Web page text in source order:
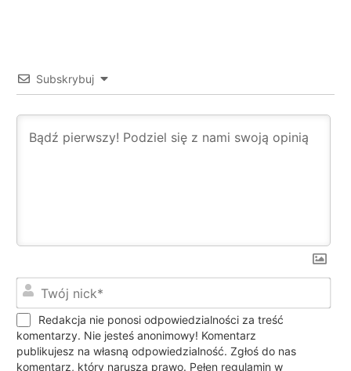
Subskrybuj
Redakcja nie ponosi odpowiedzialności za treść
komentarzy. Nie jesteś anonimowy! Komentarz
publikujesz na własną odpowiedzialność. Zgłoś do nas
komentarz, który narusza prawo. Pełen regulamin w